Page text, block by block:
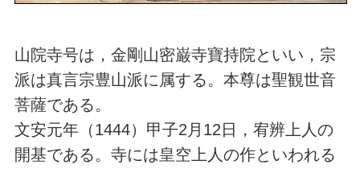
山院寺号は，金剛山密巌寺寶持院といい，宗
派は真言宗豊山派に属する。本尊は聖観世音
菩薩である。
文安元年（1444）甲子2月12日，宥辨上人の
開基である。寺には皇空上人の作といわれる